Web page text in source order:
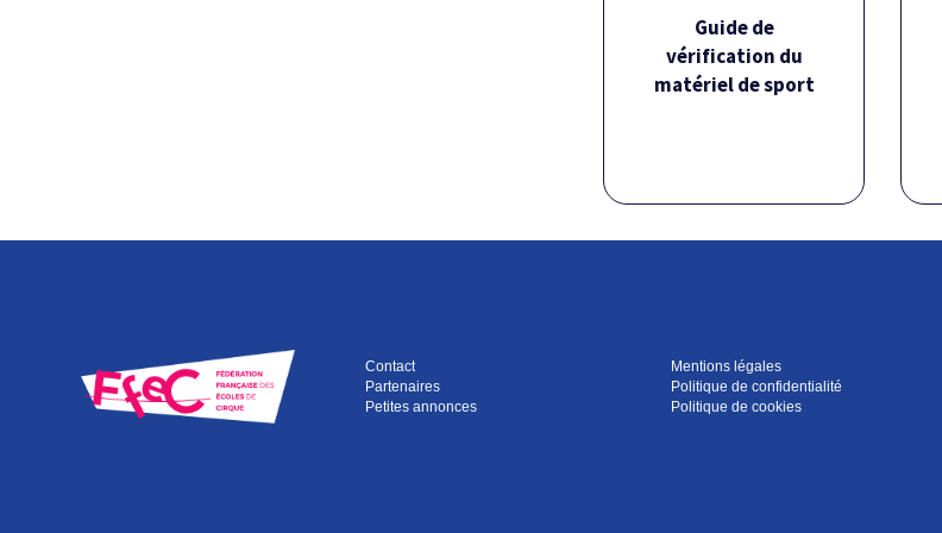
Télécharger
Guide de
vérification du
matériel de sport
Contact
Partenaires
Petites annonces
Mentions légales
Politique de confidentialité
Politique de cookies